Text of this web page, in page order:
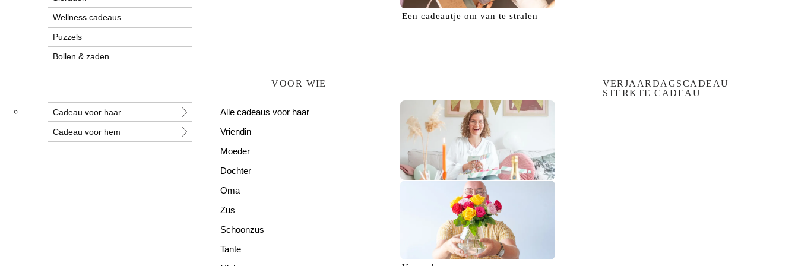
Wellness cadeaus
Puzzels
Bollen & zaden
Nieuwe cadeaus
Alle cadeaus
Eencadeautje om van te stralen
VOOR WIE
Cadeau voor haar
Cadeau voor hem
Alle cadeaus voor haar
Vriendin
Moeder
Dochter
Oma
Zus
Schoonzus
Tante
VERJAARDAGSCADEAU
STERKTE CADEAU